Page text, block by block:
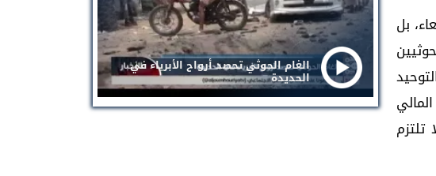
بل
الغام الحوثي تحصد أرواح الأبرياء في
الحديدة